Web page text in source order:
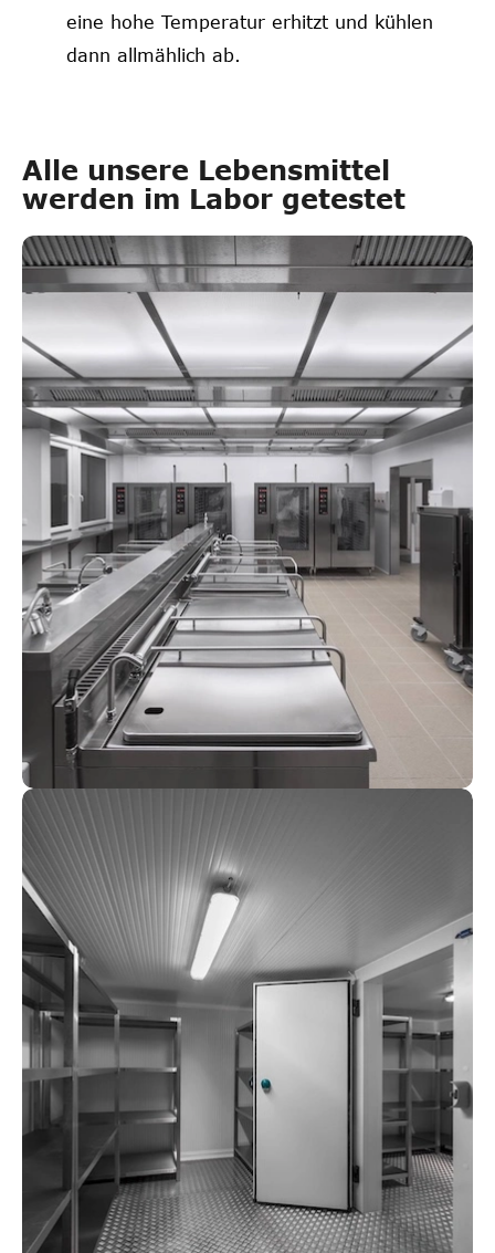
eine hohe Temperatur erhitzt und kühlen
dann allmählich ab.
Alle unsere Lebensmittel
werden im Labor getestet